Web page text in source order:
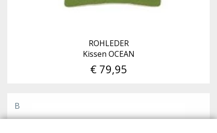
ROHLEDER
Kissen OCEAN
€ 79,95
B